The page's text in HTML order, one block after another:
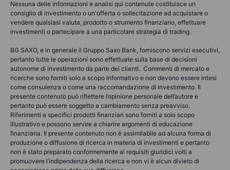
Nessuna delle informazioni e analisi qui contenute costituisce un
consiglio di investimento o un'offerta o sollecitazione ad acquistare o
vendere qualsiasi valuta, prodotto o strumento finanziario, effettuare
investimenti o partecipare a una particolare strategia di trading.
BG SAXO, e in generale il Gruppo Saxo Bank, forniscono servizi esecutivi,
pertanto tutte le operazioni sono effettuate sulla base di decisioni
autonome di investimento da parte dei clienti. Commenti di mercato e
ricerche sono forniti solo a scopo informativo e non devono essere intesi
come consulenza o come una raccomandazione di investimento. Il
presente contenuto può riflettere l’opinione personale dell’autore e
pertanto può essere soggetto a cambiamento senza preavviso.
Riferimenti a specifici prodotti finanziari sono forniti a solo scopo
illustrativo e possono servire a chiarire argomenti di educazione
finanziaria. Il presente contenuto non è assimilabile ad alcuna forma di
produzione o diffusione di ricerca in materia di investimenti e pertanto
non è stato preparato conformemente ai requisiti giuridici volti a
promuovere l’indipendenza della ricerca e non vi è alcun divieto di